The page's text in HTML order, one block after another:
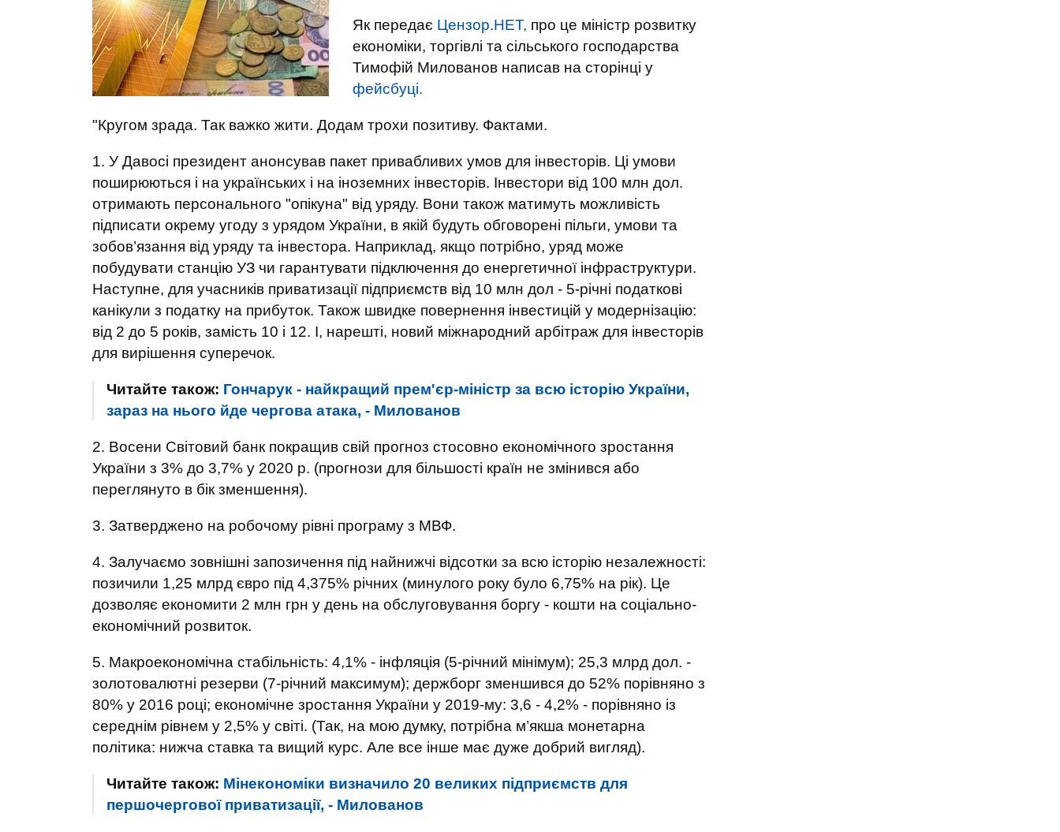
Як передає Цензор.НЕТ, про це міністр розвитку
економіки, торгівлі та сільського господарства
Тимофій Милованов написав на сторінці у
фейсбуці.
"Кругом зрада. Так важко жити. Додам трохи позитиву. Фактами.
1. У Давосі президент анонсував пакет привабливих умов для інвесторів. Ці умови
поширюються і на українських і на іноземних інвесторів. Інвестори від 100 млн дол.
отримають персонального "опікуна" від уряду. Вони також матимуть можливість
підписати окрему угоду з урядом України, в якій будуть обговорені пільги, умови та
зобов’язання від уряду та інвестора. Наприклад, якщо потрібно, уряд може
побудувати станцію УЗ чи гарантувати підключення до енергетичної інфраструктури.
Наступне, для учасників приватизації підприємств від 10 млн дол - 5-річні податкові
канікули з податку на прибуток. Також швидке повернення інвестицій у модернізацію:
від 2 до 5 років, замість 10 і 12. І, нарешті, новий міжнародний арбітраж для інвесторів
для вирішення суперечок.
Читайте також: Гончарук - найкращий прем'єр-міністр за всю історію України,
зараз на нього йде чергова атака, - Милованов
2. Восени Світовий банк покращив свій прогноз стосовно економічного зростання
України з 3% до 3,7% у 2020 р. (прогнози для більшості країн не змінився або
переглянуто в бік зменшення).
3. Затверджено на робочому рівні програму з МВФ.
4. Залучаємо зовнішні запозичення під найнижчі відсотки за всю історію незалежності:
позичили 1,25 млрд євро під 4,375% річних (минулого року було 6,75% на рік). Це
дозволяє економити 2 млн грн у день на обслуговування боргу - кошти на соціально-
економічний розвиток.
5. Макроекономічна стабільність: 4,1% - інфляція (5-річний мінімум); 25,3 млрд дол. -
золотовалютні резерви (7-річний максимум); держборг зменшився до 52% порівняно з
80% у 2016 році; економічне зростання України у 2019-му: 3,6 - 4,2% - порівняно із
середнім рівнем у 2,5% у світі. (Так, на мою думку, потрібна м’якша монетарна
політика: нижча ставка та вищий курс. Але все інше має дуже добрий вигляд).
Читайте також: Мінекономіки визначило 20 великих підприємств для
першочергової приватизації, - Милованов